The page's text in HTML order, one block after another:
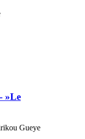
»Le
Gueye